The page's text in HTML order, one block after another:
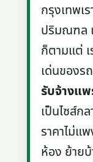
กรุงเทพเ
ปริมณฑล
ก็ตามแต่
เด่นของร
รับจ้างแ
เป็นไซส์ก
ราคาไม่แ
ห้อง ย้าย